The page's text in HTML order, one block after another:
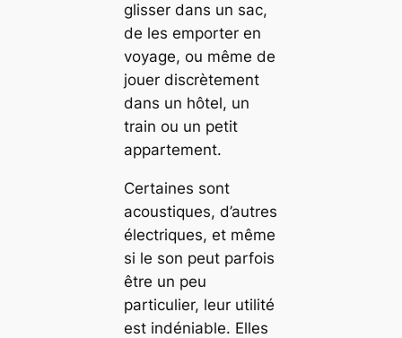
glisser dans un sac,
de les emporter en
voyage, ou même de
jouer discrètement
dans un hôtel, un
train ou un petit
appartement.
Certaines sont
acoustiques, d’autres
électriques, et même
si le son peut parfois
être un peu
particulier, leur utilité
est indéniable. Elles